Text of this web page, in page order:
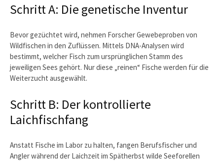
Schritt A: Die genetische Inventur
Bevor gezüchtet wird, nehmen Forscher Gewebeproben von
Wildfischen in den Zuflüssen. Mittels DNA-Analysen wird
bestimmt, welcher Fisch zum ursprünglichen Stamm des
jeweiligen Sees gehört. Nur diese „reinen“ Fische werden für die
Weiterzucht ausgewählt.
Schritt B: Der kontrollierte
Laichfischfang
Anstatt Fische im Labor zu halten, fangen Berufsfischer und
Angler während der Laichzeit im Spätherbst wilde Seeforellen